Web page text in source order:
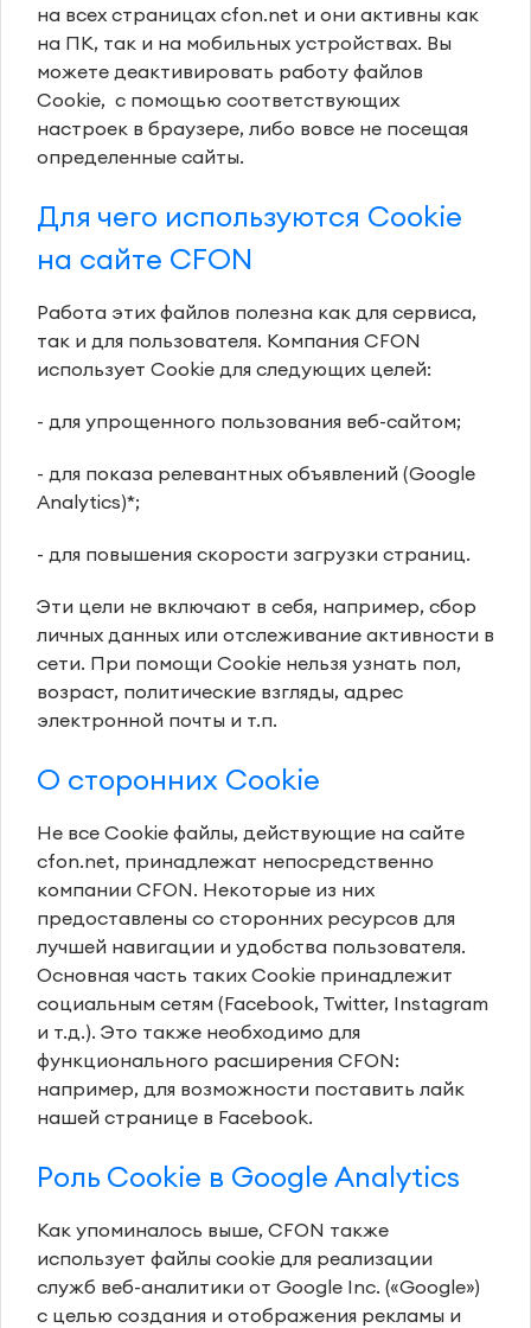
на всех страницах cfon.net и они активны как
на ПК, так и на мобильных устройствах. Вы
можете деактивировать работу файлов
Cookie, с помощью соответствующих
настроек в браузере, либо вовсе не посещая
определенные сайты.
Для чего используются Cookie
на сайте CFON
Работа этих файлов полезна как для сервиса,
так и для пользователя. Компания CFON
использует Cookie для следующих целей:
- для упрощенного пользования веб-сайтом;
- для показа релевантных объявлений (Google
Analytics)*;
- для повышения скорости загрузки страниц.
Эти цели не включают в себя, например, сбор
личных данных или отслеживание активности в
сети. При помощи Cookie нельзя узнать пол,
возраст, политические взгляды, адрес
электронной почты и т.п.
О сторонних Cookie
Не все Cookie файлы, действующие на сайте
cfon.net, принадлежат непосредственно
компании CFON. Некоторые из них
предоставлены со сторонних ресурсов для
лучшей навигации и удобства пользователя.
Основная часть таких Cookie принадлежит
социальным сетям (Facebook, Twitter, Instagram
и т.д.). Это также необходимо для
функционального расширения CFON:
например, для возможности поставить лайк
нашей странице в Facebook.
Роль Cookie в Google Analytics
Как упоминалось выше, CFON также
использует файлы cookie для реализации
служб веб-аналитики от Google Inc. («Google»)
с целью создания и отображения рекламы и